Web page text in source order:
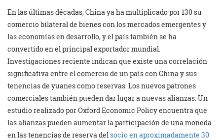
En las últimas décadas, China ya ha multiplicado por 130 su
comercio bilateral de bienes con los mercados emergentes y
las economías en desarrollo, y el país también se ha
convertido en el principal exportador mundial.
Investigaciones reciente indican que existe una correlación
significativa entre el comercio de un país con China y sus
tenencias de yuanes como reservas. Los nuevos patrones
comerciales también pueden dar lugar a nuevas alianzas. Un
estudio realizado por Oxford Economic Policy encuentra que
las alianzas pueden aumentar la participación de una moneda
en las tenencias de reserva delsocio en aproximadamente 30